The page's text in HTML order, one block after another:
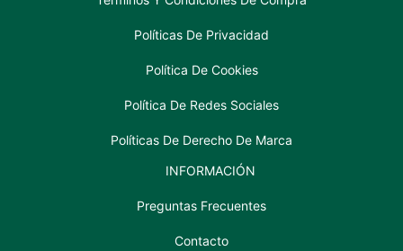
Políticas De Privacidad
Política De Cookies
Política De Redes Sociales
Políticas De Derecho De Marca
INFORMACIÓN
Preguntas Frecuentes
Contacto